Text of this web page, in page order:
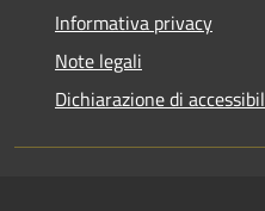
Informativa privacy
Note legali
Dichiarazione di